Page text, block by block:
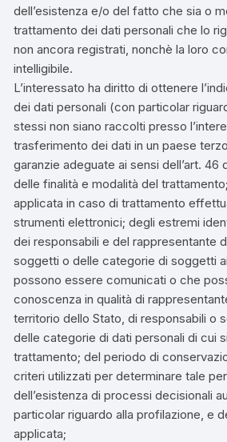
dell’esistenza e/o del fatto che sia o
trattamento dei dati personali che lo
non ancora registrati, nonchè la loro
intelligibile.
L’interessato ha diritto di ottenere
dei dati personali (con particolar
stessi non siano raccolti presso
trasferimento dei dati in un paese
garanzie adeguate ai sensi dell’art. 46
delle finalità e modalità del
applicata in caso di trattamento
strumenti elettronici; degli estremi
dei responsabili e del rappresentante
soggetti o delle categorie di soggetti
possono essere comunicati o che
conoscenza in qualità di
territorio dello Stato, di responsabili o
delle categorie di dati personali di cui
trattamento; del periodo di
criteri utilizzati per determinare tale
dell’esistenza di processi decisionali
particolar riguardo alla profilazione, e
applicata;